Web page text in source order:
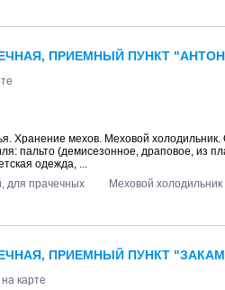
ПРИЕМНЫЙ ПУНКТ
Хранение мехов. Меховой
пальто (демисезонное, драповое, из
одежда, ...
для прачечных
Меховой холодильник
ПРИЕМНЫЙ ПУНКТ
карте